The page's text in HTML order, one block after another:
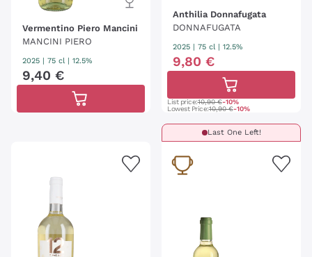
Vermentino Piero Mancini
MANCINI PIERO
2025 | 75 cl | 12.5%
9,40 €
Anthilia Donnafugata
DONNAFUGATA
2025 | 75 cl | 12.5%
9,80 €
List price:10,90 €-10%
Lowest Price:10,90 €-10%
Last One Left!